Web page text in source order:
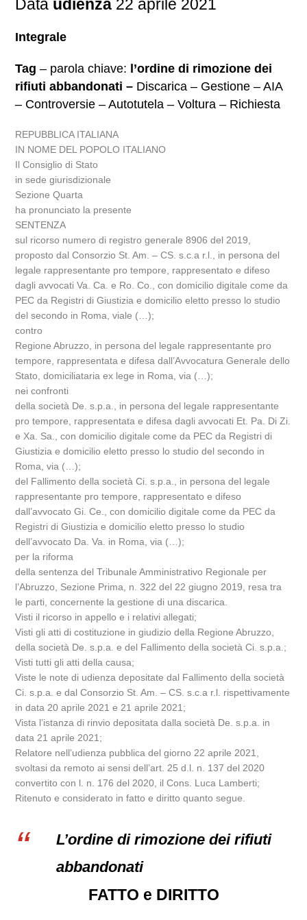
Data udienza 22 aprile 2021
Integrale
Tag – parola chiave: l’ordine di rimozione dei
rifiuti abbandonati – Discarica – Gestione – AIA
– Controversie – Autotutela – Voltura – Richiesta
REPUBBLICA ITALIANA
IN NOME DEL POPOLO ITALIANO
Il Consiglio di Stato
in sede giurisdizionale
Sezione Quarta
ha pronunciato la presente
SENTENZA
sul ricorso numero di registro generale 8906 del 2019,
proposto dal Consorzio St. Am. – CS. s.c.a r.l., in persona del
legale rappresentante pro tempore, rappresentato e difeso
dagli avvocati Va. Ca. e Ro. Co., con domicilio digitale come da
PEC da Registri di Giustizia e domicilio eletto presso lo studio
del secondo in Roma, viale (…);
contro
Regione Abruzzo, in persona del legale rappresentante pro
tempore, rappresentata e difesa dall’Avvocatura Generale dello
Stato, domiciliataria ex lege in Roma, via (…);
nei confronti
della società De. s.p.a., in persona del legale rappresentante
pro tempore, rappresentata e difesa dagli avvocati Et. Pa. Di Zi.
e Xa. Sa., con domicilio digitale come da PEC da Registri di
Giustizia e domicilio eletto presso lo studio del secondo in
Roma, via (…);
del Fallimento della società Ci. s.p.a., in persona del legale
rappresentante pro tempore, rappresentato e difeso
dall’avvocato Gi. Ce., con domicilio digitale come da PEC da
Registri di Giustizia e domicilio eletto presso lo studio
dell’avvocato Da. Va. in Roma, via (…);
per la riforma
della sentenza del Tribunale Amministrativo Regionale per
l’Abruzzo, Sezione Prima, n. 322 del 22 giugno 2019, resa tra
le parti, concernente la gestione di una discarica.
Visti il ricorso in appello e i relativi allegati;
Visti gli atti di costituzione in giudizio della Regione Abruzzo,
della società De. s.p.a. e del Fallimento della società Ci. s.p.a.;
Visti tutti gli atti della causa;
Viste le note di udienza depositate dal Fallimento della società
Ci. s.p.a. e dal Consorzio St. Am. – CS. s.c.a r.l. rispettivamente
in data 20 aprile 2021 e 21 aprile 2021;
Vista l’istanza di rinvio depositata dalla società De. s.p.a. in
data 21 aprile 2021;
Relatore nell’udienza pubblica del giorno 22 aprile 2021,
svoltasi da remoto ai sensi dell’art. 25 d.l. n. 137 del 2020
convertito con l. n. 176 del 2020, il Cons. Luca Lamberti;
Ritenuto e considerato in fatto e diritto quanto segue.
L’ordine di rimozione dei rifiuti
abbandonati
FATTO e DIRITTO